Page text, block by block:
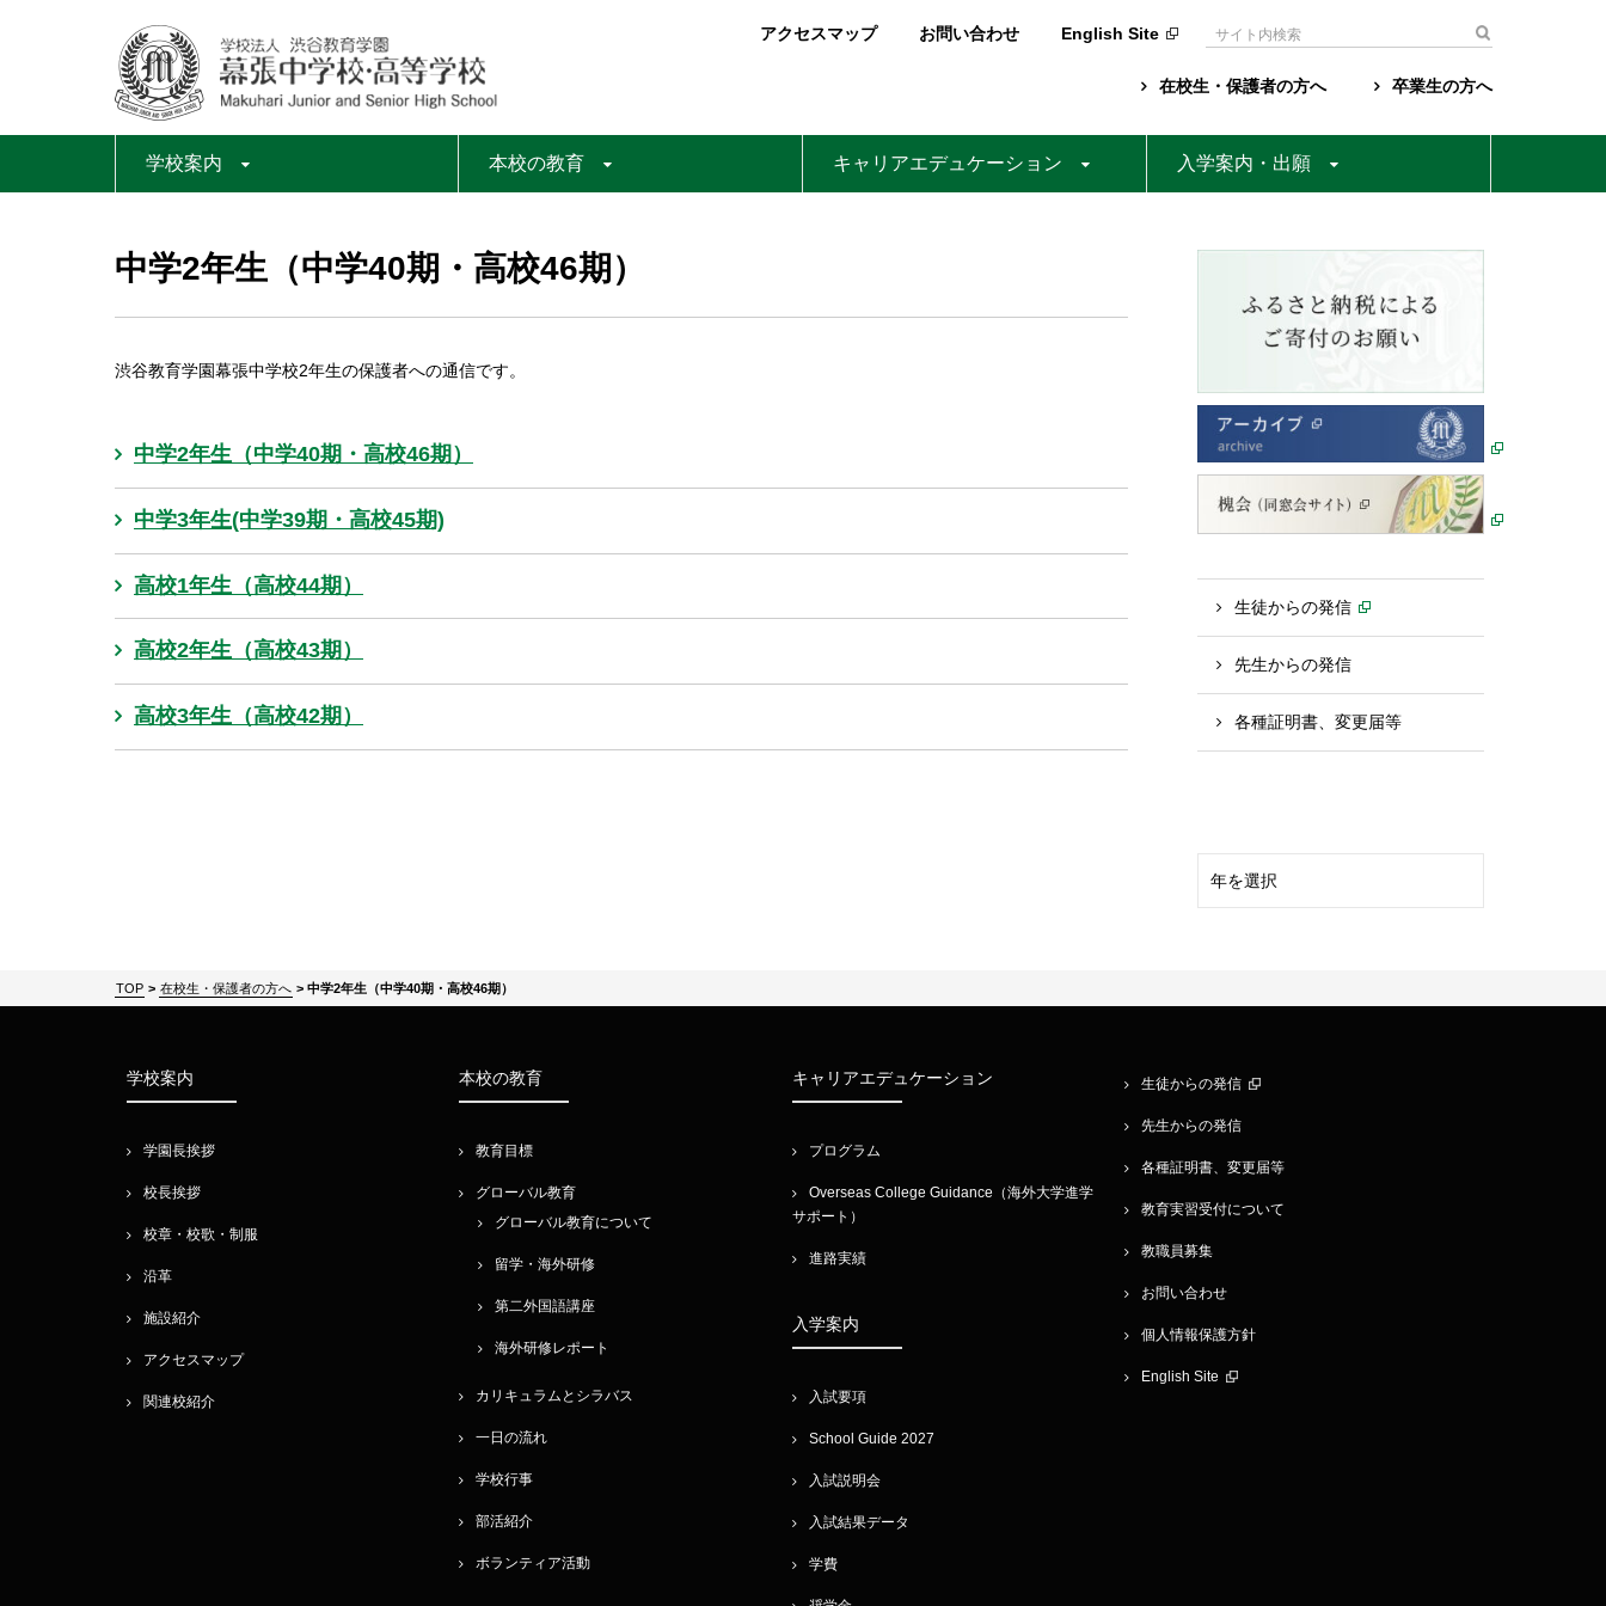
アクセスマップ お問い合わせ English Site
検
在校生・保護者の方へ 卒業生の方へ
学校案内 本校の教育 キャリアエデュケーション 入学案内・出願
中学2年生（中学40期・高校46期）
渋谷教育学園幕張中学校2年生の保護者への通信です。
中学2年生（中学40期・高校46期）
中学3年生(中学39期・高校45期)
高校1年生（高校44期）
高校2年生（高校43期）
高校3年生（高校42期）
生徒からの発信
先生からの発信
各種証明書、変更届等
TOP > 在校生・保護者の方へ > 中学2年生（中学40期・高校46期）
学校案内
学園長挨拶
校長挨拶
校章・校歌・制服
沿革
施設紹介
アクセスマップ
関連校紹介
本校の教育
教育目標
グローバル教育
グローバル教育について
留学・海外研修
第二外国語講座
海外研修レポート
カリキュラムとシラバス
一日の流れ
学校行事
部活紹介
ボランティア活動
キャリアエデュケーション
プログラム
Overseas College Guidance（海外大学進学
サポート）
進路実績
入学案内
入試要項
School Guide 2027
入試説明会
入試結果データ
学費
生徒からの発信
先生からの発信
各種証明書、変更届等
教育実習受付について
教職員募集
お問い合わせ
個人情報保護方針
English Site